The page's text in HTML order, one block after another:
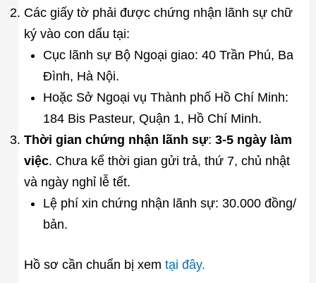
Các giấy tờ phải được chứng nhận lãnh sự chữ
ký vào con dấu tại:
Cục lãnh sự Bộ Ngoại giao: 40 Trần Phú, Ba
Đình, Hà Nội.
Hoặc Sở Ngoại vụ Thành phố Hồ Chí Minh:
184 Bis Pasteur, Quận 1, Hồ Chí Minh.
Thời gian chứng nhận lãnh sự: 3-5 ngày làm
việc. Chưa kể thời gian gửi trả, thứ 7, chủ nhật
và ngày nghỉ lễ tết.
Lệ phí xin chứng nhận lãnh sự: 30.000 đồng/
bản.
Hồ sơ cần chuẩn bị xem tại đây.